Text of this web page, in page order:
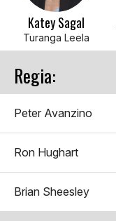
Katey Sagal
Turanga Leela
Regia:
Peter Avanzino
Ron Hughart
Brian Sheesley